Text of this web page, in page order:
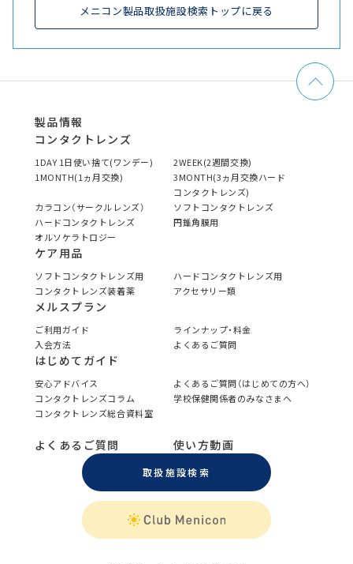
メニコン製品取扱施設検索トップに戻る
製品情報
コンタクトレンズ
1DAY 1日使い捨て(ワンデー)
2WEEK(2週間交換)
1MONTH(1ヵ月交換)
3MONTH(3ヵ月交換ハード
コンタクトレンズ)
カラコン（サークルレンズ）
ソフトコンタクトレンズ
ハードコンタクトレンズ
円錐角膜用
オルソケラトロジー
ケア用品
ソフトコンタクトレンズ用
ハードコンタクトレンズ用
コンタクトレンズ装着薬
アクセサリー類
メルスプラン
ご利用ガイド
ラインナップ・料金
入会方法
よくあるご質問
はじめてガイド
安心アドバイス
よくあるご質問（はじめての方へ）
コンタクトレンズコラム
学校保健関係者のみなさまへ
コンタクトレンズ総合資料室
よくあるご質問 使い方動画
取扱施設検索